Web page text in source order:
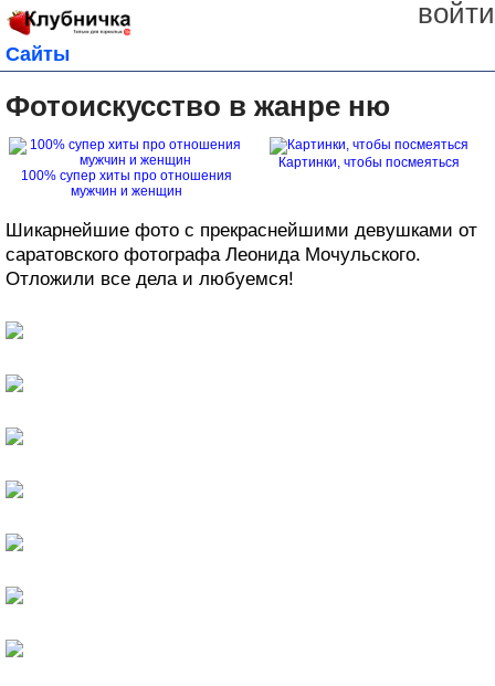
войти
Сайты
Фотоискусство в жанре ню
100% супер хиты про отношения
мужчин и женщин
Картинки, чтобы посмеяться
Шикарнейшие фото с прекраснейшими девушками от
саратовского фотографа Леонида Мочульского.
Отложили все дела и любуемся!